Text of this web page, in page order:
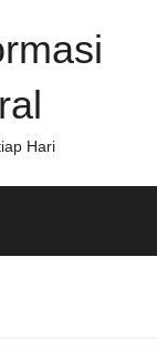
Hari